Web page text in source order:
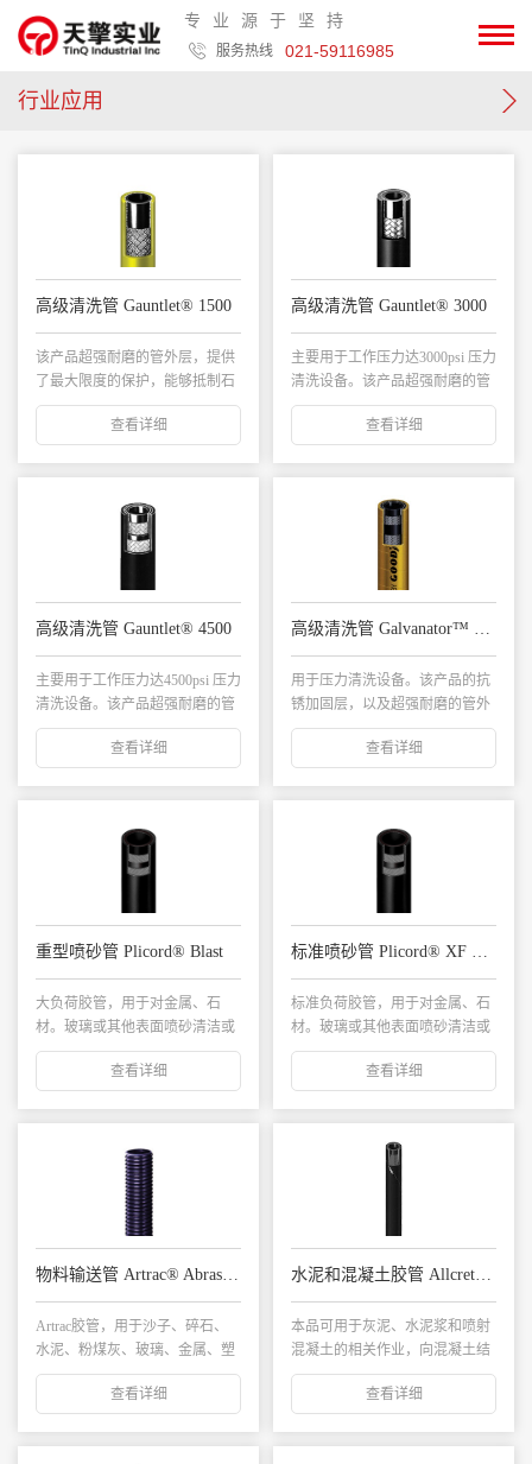
专业源于坚持
服务热线 021-59116985
行业应用
高级清洗管 Gauntlet® 1500
该产品超强耐磨的管外层，提供
了最大限度的保护，能够抵制石
油，动物油脂产生...
查看详细
高级清洗管 Gauntlet® 3000
主要用于工作压力达3000psi 压力
清洗设备。该产品超强耐磨的管
外层，...
查看详细
高级清洗管 Gauntlet® 4500
主要用于工作压力达4500psi 压力
清洗设备。该产品超强耐磨的管
外层，...
查看详细
高级清洗管 Galvanator™ 3000
用于压力清洗设备。该产品的抗
锈加固层，以及超强耐磨的管外
层，提供了最大限...
查看详细
重型喷砂管 Plicord® Blast
大负荷胶管，用于对金属、石
材。玻璃或其他表面喷砂清洁或
抛光作业。...
查看详细
标准喷砂管 Plicord® XF Blast
标准负荷胶管，用于对金属、石
材。玻璃或其他表面喷砂清洁或
抛光作业...
查看详细
物料输送管 Artrac® Abrasive
Artrac胶管，用于沙子、碎石、
水泥、粉煤灰、玻璃、金属、塑
料颗粒、化...
查看详细
水泥和混凝土胶管 Allcrete® Textile
本品可用于灰泥、水泥浆和喷射
混凝土的相关作业，向混凝土结
构、大坝、隧道壁...
查看详细